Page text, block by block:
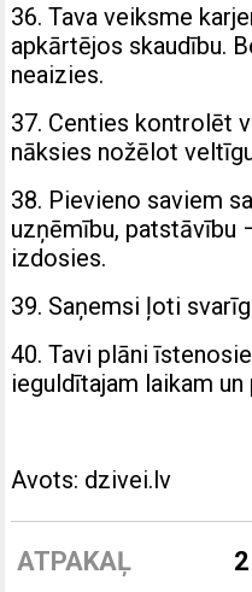
36. Tava veiksme
apkārtējos skaudību.
neaizies.
37. Centies kontrolēt
nāksies nožēlot
38. Pievieno saviem
uzņēmību, patstāvību
izdosies.
39. Saņemsi ļoti
40. Tavi plāni
ieguldītajam laikam un
Avots: dzivei.lv
ATPAKAĻ